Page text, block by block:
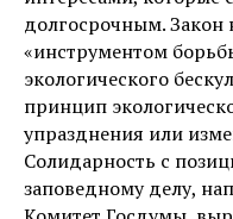
долгосрочным. Закон
«инструментом
экологического
принцип
упразднения или
Солидарность с
заповедному делу,